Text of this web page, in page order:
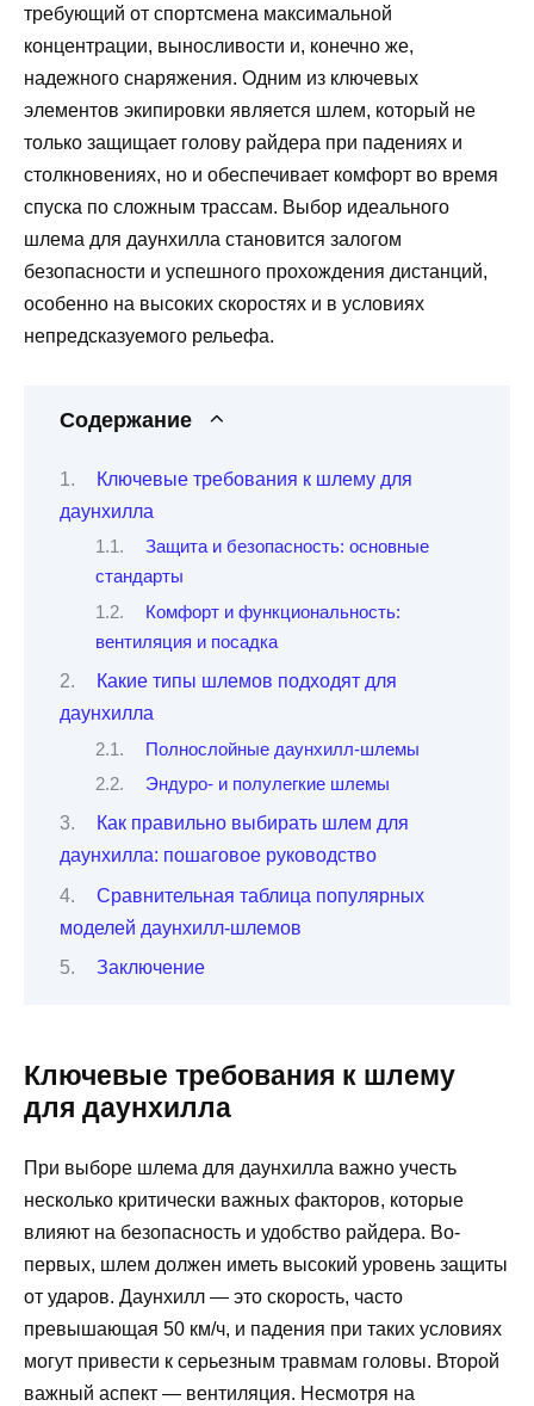
требующий от спортсмена максимальной
концентрации, выносливости и, конечно же,
надежного снаряжения. Одним из ключевых
элементов экипировки является шлем, который не
только защищает голову райдера при падениях и
столкновениях, но и обеспечивает комфорт во время
спуска по сложным трассам. Выбор идеального
шлема для даунхилла становится залогом
безопасности и успешного прохождения дистанций,
особенно на высоких скоростях и в условиях
непредсказуемого рельефа.
Содержание
Ключевые требования к шлему для
даунхилла
Защита и безопасность: основные
стандарты
Комфорт и функциональность:
вентиляция и посадка
Какие типы шлемов подходят для
даунхилла
Полнослойные даунхилл-шлемы
Эндуро- и полулегкие шлемы
Как правильно выбирать шлем для
даунхилла: пошаговое руководство
Сравнительная таблица популярных
моделей даунхилл-шлемов
Заключение
Ключевые требования к шлему
для даунхилла
При выборе шлема для даунхилла важно учесть
несколько критически важных факторов, которые
влияют на безопасность и удобство райдера. Во-
первых, шлем должен иметь высокий уровень защиты
от ударов. Даунхилл — это скорость, часто
превышающая 50 км/ч, и падения при таких условиях
могут привести к серьезным травмам головы. Второй
важный аспект — вентиляция. Несмотря на